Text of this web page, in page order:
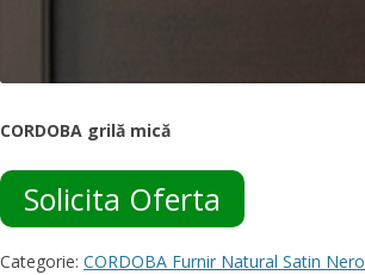
CORDOBA grilă mică
Solicita Oferta
Categorie: CORDOBA Furnir Natural Satin Nero